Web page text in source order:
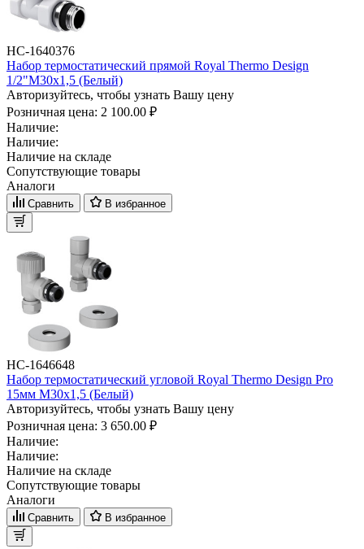
НС-1640376
Набор термостатический прямой Royal Thermo Design
1/2"М30х1,5 (Белый)
Авторизуйтесь, чтобы узнать Вашу цену
Розничная цена: 2 100.00 ₽
Наличие:
Наличие:
Наличие на складе
Сопутствующие товары
Аналоги
Сравнить В избранное
НС-1646648
Набор термостатический угловой Royal Thermo Design Pro
15мм М30х1,5 (Белый)
Авторизуйтесь, чтобы узнать Вашу цену
Розничная цена: 3 650.00 ₽
Наличие:
Наличие:
Наличие на складе
Сопутствующие товары
Аналоги
Сравнить В избранное